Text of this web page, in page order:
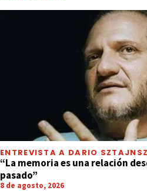
ENTREVISTA A DARIO
“La memoria es una relación
pasado”
8 de agosto, 2026